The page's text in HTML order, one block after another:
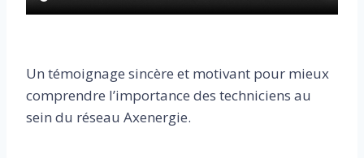
Un témoignage sincère et motivant pour mieux
comprendre l’importance des techniciens au
sein du réseau Axenergie.